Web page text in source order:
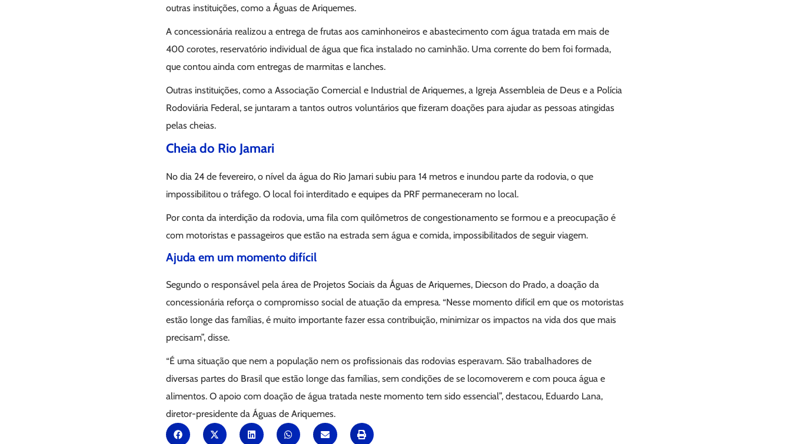
outras instituições, como a Águas de Ariquemes.
A concessionária realizou a entrega de frutas aos caminhoneiros e abastecimento com água tratada em mais de
400 corotes, reservatório individual de água que fica instalado no caminhão. Uma corrente do bem foi formada,
que contou ainda com entregas de marmitas e lanches.
Outras instituições, como a Associação Comercial e Industrial de Ariquemes, a Igreja Assembleia de Deus e a Polícia
Rodoviária Federal, se juntaram a tantos outros voluntários que fizeram doações para ajudar as pessoas atingidas
pelas cheias.
Cheia do Rio Jamari
No dia 24 de fevereiro, o nível da água do Rio Jamari subiu para 14 metros e inundou parte da rodovia, o que
impossibilitou o tráfego. O local foi interditado e equipes da PRF permaneceram no local.
Por conta da interdição da rodovia, uma fila com quilômetros de congestionamento se formou e a preocupação é
com motoristas e passageiros que estão na estrada sem água e comida, impossibilitados de seguir viagem.
Ajuda em um momento difícil
Segundo o responsável pela área de Projetos Sociais da Águas de Ariquemes, Diecson do Prado, a doação da
concessionária reforça o compromisso social de atuação da empresa. “Nesse momento difícil em que os motoristas
estão longe das famílias, é muito importante fazer essa contribuição, minimizar os impactos na vida dos que mais
precisam”, disse.
“É uma situação que nem a população nem os profissionais das rodovias esperavam. São trabalhadores de
diversas partes do Brasil que estão longe das famílias, sem condições de se locomoverem e com pouca água e
alimentos. O apoio com doação de água tratada neste momento tem sido essencial”, destacou, Eduardo Lana,
diretor-presidente da Águas de Ariquemes.